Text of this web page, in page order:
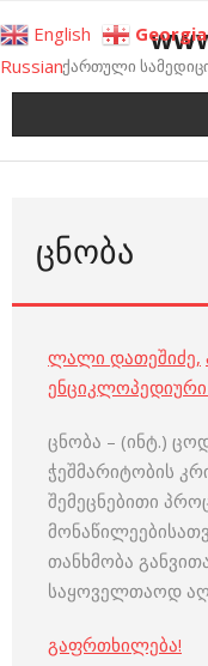
to
contentქართული
ᲪᲜᲝᲑᲐ
ლალი დათეშიძე,
ცნობა – (ინტ.)
ჭეშმარიტობის
შემეცნებითი
თანხმობა
საყოველთაოდ
გაფრთხილება!
English
Russian